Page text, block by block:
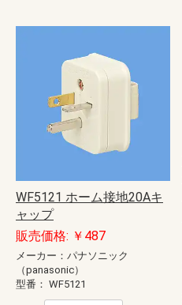
WF5121 ホーム接地20Aキ
ャップ
販売価格: ￥487
メーカー：パナソニック
（panasonic）
型番： WF5121